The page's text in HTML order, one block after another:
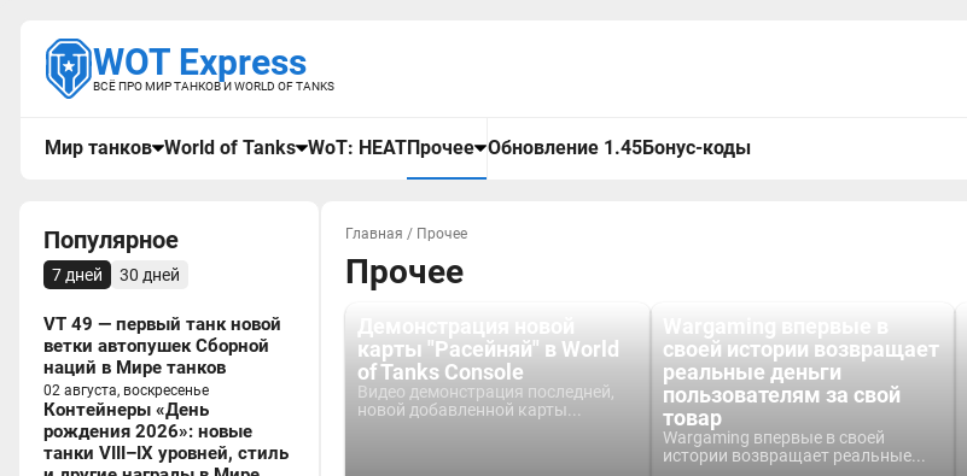
WOT Express
ВСЁ ПРО МИР ТАНКОВ И WORLD OF TANKS
Мир танков World of Tanks WoT: HEATПрочее Обновление 1.45Бонус-коды
Популярное
7 дней 30 дней
VT 49 — первый танк новой
ветки автопушек Сборной
наций в Мире танков
02 августа, воскресенье
Контейнеры «День
рождения 2026»: новые
танки VIII–IX уровней, стиль
Главная / Прочее
Прочее
карты "Расейняй" в World
of Tanks Console
Видео демонстрация последней,
новой добавленной карты...
своей истории возвращает
реальные деньги
пользователям за свой
товар
Wargaming впервые в своей
истории возвращает реальные...